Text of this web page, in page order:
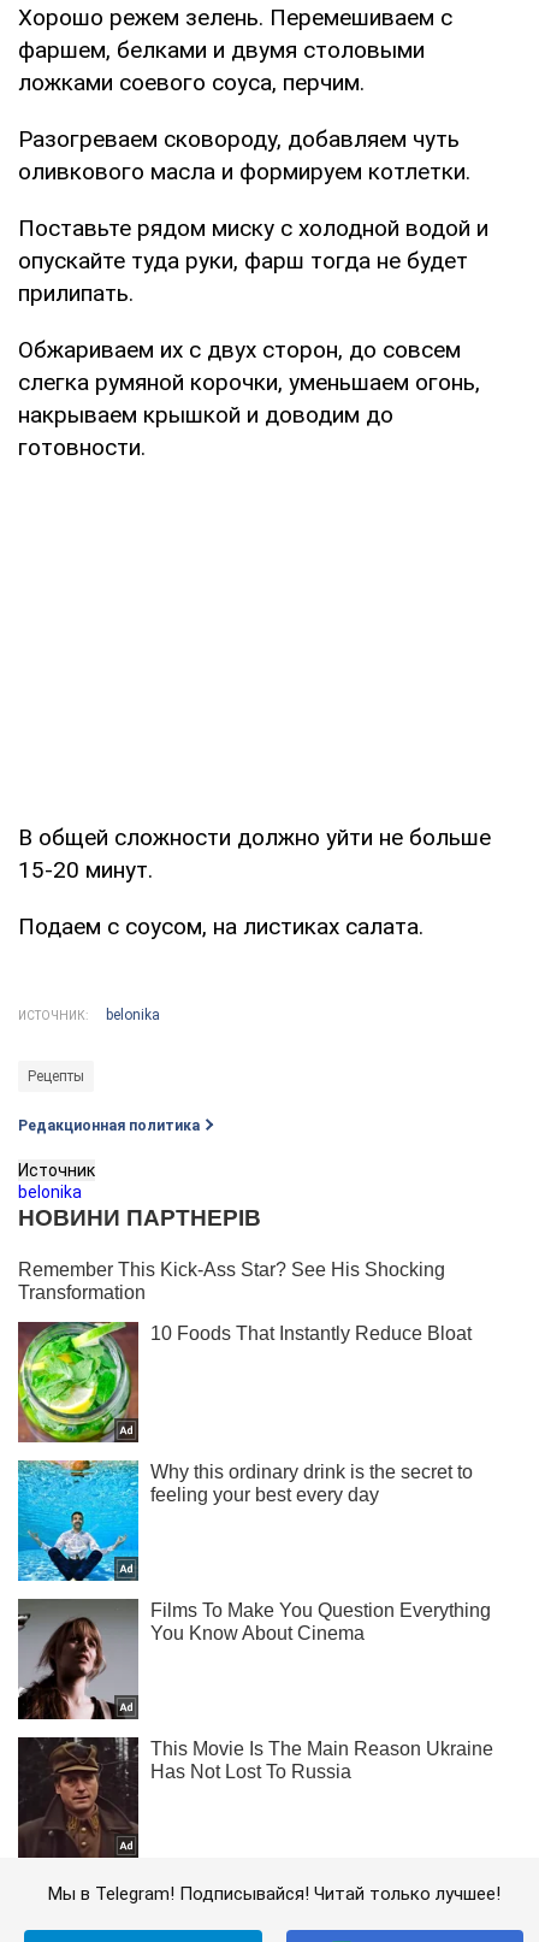
Хорошо режем зелень. Перемешиваем с
фаршем, белками и двумя столовыми
ложками соевого соуса, перчим.
Разогреваем сковороду, добавляем чуть
оливкового масла и формируем котлетки.
Поставьте рядом миску с холодной водой и
опускайте туда руки, фарш тогда не будет
прилипать.
Обжариваем их с двух сторон, до совсем
слегка румяной корочки, уменьшаем огонь,
накрываем крышкой и доводим до
готовности.
В общей сложности должно уйти не больше
15-20 минут.
Подаем с соусом, на листиках салата.
ИСТОЧНИК: belonika
Рецепты
Редакционная политика
Источник
belonika
Мы в Telegram! Подписывайся! Читай только лучшее!